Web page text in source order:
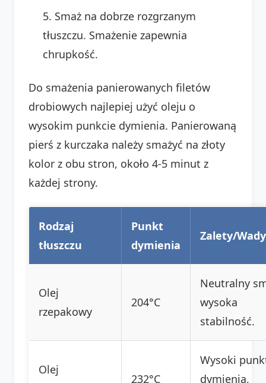
Smaż na dobrze rozgrzanym
tłuszczu. Smażenie zapewnia
chrupkość.
Do smażenia panierowanych filetów
drobiowych najlepiej użyć oleju o
wysokim punkcie dymienia. Panierowaną
pierś z kurczaka należy smażyć na złoty
kolor z obu stron, około 4-5 minut z
każdej strony.
Rodzaj
tłuszczu
Punkt
dymienia
Zalety/Wady
Olej
rzepakowy
204°C
Neutralny
wysoka
stabilność.
Olej
232°C
Wysoki
dymienia,